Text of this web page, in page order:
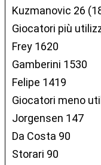
Kuzmanovic 26
Giocatori più
Frey 1620
Gamberini 1530
Felipe 1419
Giocatori meno
Jorgensen 147
Da Costa 90
Storari 90